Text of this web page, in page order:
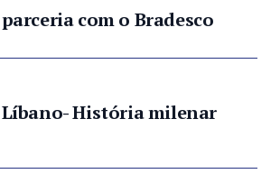
parceria com o Bradesco
Líbano- História milenar